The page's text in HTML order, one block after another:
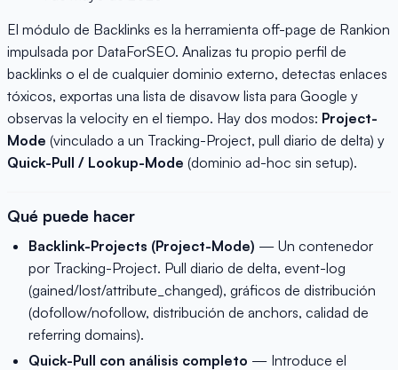
El módulo de Backlinks es la herramienta off-page de Rankion
impulsada por DataForSEO. Analizas tu propio perfil de
backlinks o el de cualquier dominio externo, detectas enlaces
tóxicos, exportas una lista de disavow lista para Google y
observas la velocity en el tiempo. Hay dos modos: Project-
Mode (vinculado a un Tracking-Project, pull diario de delta) y
Quick-Pull / Lookup-Mode (dominio ad-hoc sin setup).
Qué puede hacer
Backlink-Projects (Project-Mode) — Un contenedor
por Tracking-Project. Pull diario de delta, event-log
(gained/lost/attribute_changed), gráficos de distribución
(dofollow/nofollow, distribución de anchors, calidad de
referring domains).
Quick-Pull con análisis completo — Introduce el